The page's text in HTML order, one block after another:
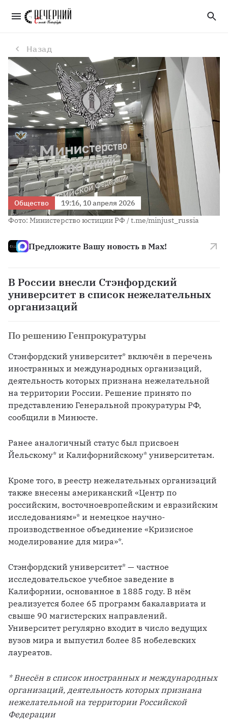
В России внесли Стэнфордский университет в список нежелательных организаций
Назад
Общество
19:16, 10 апреля 2026
Фото: Министерство юстиции РФ / t.me/minjust_russia
Предложите Вашу новость в Max!
В России внесли Стэнфордский
университет в список нежелательных
организаций
По решению Генпрокуратуры
Стэнфордский университет* включён в перечень
иностранных и международных организаций,
деятельность которых признана нежелательной
на территории России. Решение принято по
представлению Генеральной прокуратуры РФ,
сообщили в Минюсте.
Ранее аналогичный статус был присвоен
Йельскому* и Калифорнийскому* университетам.
Кроме того, в реестр нежелательных организаций
также внесены американский «Центр по
российским, восточноевропейским и евразийским
исследованиям»* и немецкое научно-
производственное объединение «Кризисное
моделирование для мира»*.
Стэнфордский университет* — частное
исследовательское учебное заведение в
Калифорнии, основанное в 1885 году. В нём
реализуется более 65 программ бакалавриата и
свыше 90 магистерских направлений.
Университет регулярно входит в число ведущих
вузов мира и выпустил более 85 нобелевских
лауреатов.
* Внесён в список иностранных и международных
организаций, деятельность которых признана
нежелательной на территории Российской
Федерации